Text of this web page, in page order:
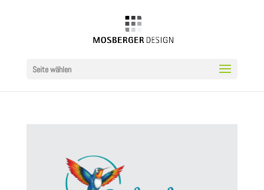
Seite wählen